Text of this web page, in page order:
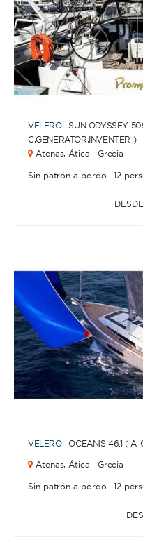
VELERO · SUN ODYSSEY
C,GENERATOR,INVENTER ) ·
Atenas, Ática · Grecia
Sin patrón a bordo ·12
DESDE
VELERO · OCEANIS 46.1 (
Atenas, Ática · Grecia
Sin patrón a bordo ·12